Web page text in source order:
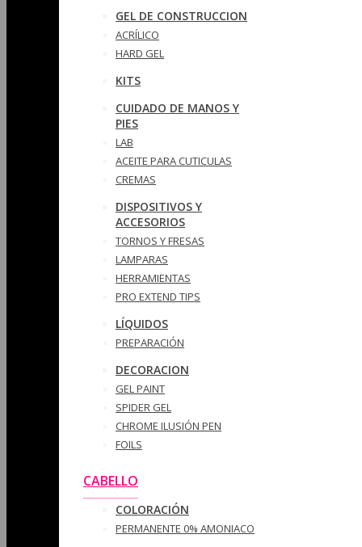
GEL DE CONSTRUCCION
ACRÍLICO
HARD GEL
KITS
CUIDADO DE MANOS Y
PIES
LAB
ACEITE PARA CUTICULAS
CREMAS
DISPOSITIVOS Y
ACCESORIOS
TORNOS Y FRESAS
LAMPARAS
HERRAMIENTAS
PRO EXTEND TIPS
LÍQUIDOS
PREPARACIÓN
DECORACION
GEL PAINT
SPIDER GEL
CHROME ILUSIÓN PEN
FOILS
CABELLO
COLORACIÓN
PERMANENTE 0% AMONIACO